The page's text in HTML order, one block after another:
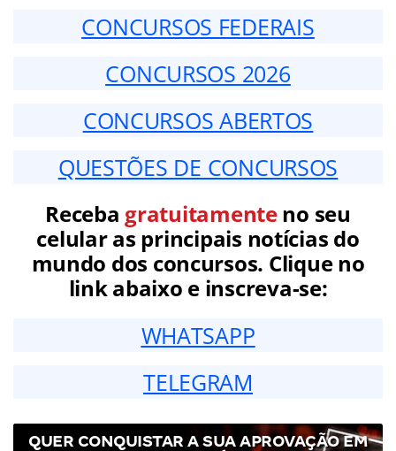
CONCURSOS FEDERAIS
CONCURSOS 2026
CONCURSOS ABERTOS
QUESTÕES DE CONCURSOS
Receba gratuitamenteno seu
celular as principais notícias do
mundo dos concursos. Clique no
link abaixo e inscreva-se:
WHATSAPP
TELEGRAM
QUER CONQUISTAR A SUA APROVAÇÃO EM